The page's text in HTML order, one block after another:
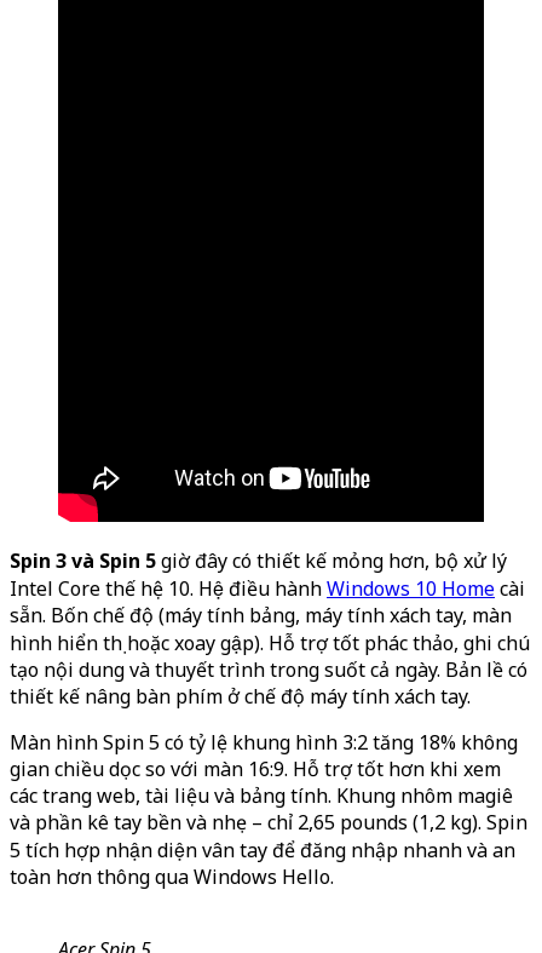
Spin 3 và Spin 5giờ đây có thiết kế mỏng hơn, bộ xử lý
Intel Core thế hệ 10. Hệ điều hànhWindows 10 Homecài
sẵn. Bốn chế độ (máy tính bảng, máy tính xách tay, màn
hình hiển thị hoặc xoay gập). Hỗ trợ tốt phác thảo, ghi chú
tạo nội dung và thuyết trình trong suốt cả ngày. Bản lề có
thiết kế nâng bàn phím ở chế độ máy tính xách tay.
Màn hình Spin 5 có tỷ lệ khung hình 3:2 tăng 18% không
gian chiều dọc so với màn 16:9. Hỗ trợ tốt hơn khi xem
các trang web, tài liệu và bảng tính. Khung nhôm magiê
và phần kê tay bền và nhẹ – chỉ 2,65 pounds (1,2 kg). Spin
5 tích hợp nhận diện vân tay để đăng nhập nhanh và an
toàn hơn thông qua Windows Hello.